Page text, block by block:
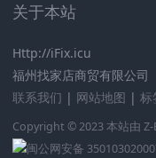
关于本站
Http://iFix.icu
福州找家店商贸有限公司
联系我们 | 网站地图 | 标
Copyright © 2023 本站由
闽公网安备